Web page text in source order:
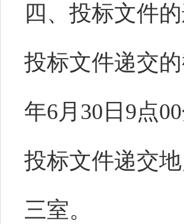
四、 投标文件
投标文件递交
年6月 30 日 9点
投标文件递交
三室。